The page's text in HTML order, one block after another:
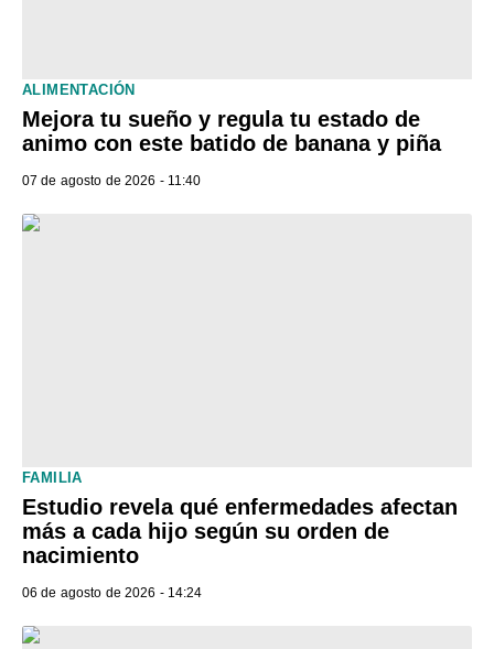
ALIMENTACIÓN
Mejora tu sueño y regula tu estado de
animo con este batido de banana y piña
07 de agosto de 2026 - 11:40
FAMILIA
Estudio revela qué enfermedades afectan
más a cada hijo según su orden de
nacimiento
06 de agosto de 2026 - 14:24